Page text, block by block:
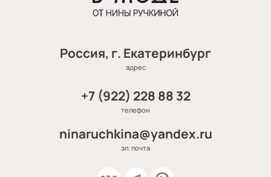
Россия, г. Екатеринбург
адрес
+7 (922) 228 88 32
телефон
ninaruchkina@yandex.ru
эл. почта